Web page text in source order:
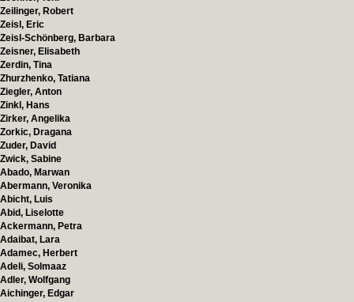
Zeilinger, Robert
Zeisl, Eric
Zeisl-Schönberg, Barbara
Zeisner, Elisabeth
Zerdin, Tina
Zhurzhenko, Tatiana
Ziegler, Anton
Zinkl, Hans
Zirker, Angelika
Zorkic, Dragana
Zuder, David
Zwick, Sabine
Abado, Marwan
Abermann, Veronika
Abicht, Luis
Abid, Liselotte
Ackermann, Petra
Adaibat, Lara
Adamec, Herbert
Adeli, Solmaaz
Adler, Wolfgang
Aichinger, Edgar